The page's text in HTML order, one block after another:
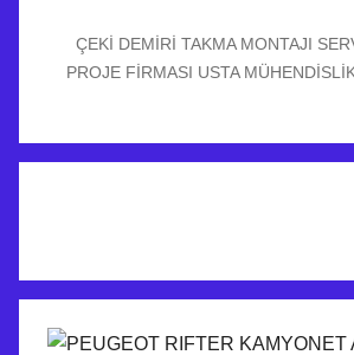
ÇEKİ DEMİRİ TAKMA MONTAJI
PROJE FİRMASI USTA